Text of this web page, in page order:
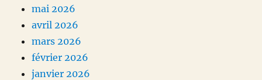
mai 2026
avril 2026
mars 2026
février 2026
janvier 2026